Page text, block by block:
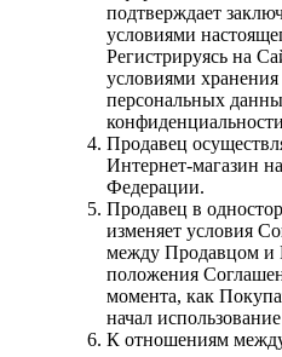
подтверждает
условиями
Регистрируясь на
условиями
персональных
Продавец
Интернет-магазин
Федерации.
Продавец в
изменяет условия
между Продавцом и
положения
момента, как
начал
К отношениям